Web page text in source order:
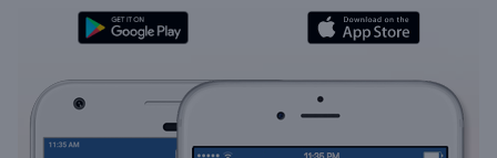
Duration-:-
0.00%
Stream
TypeLIVE